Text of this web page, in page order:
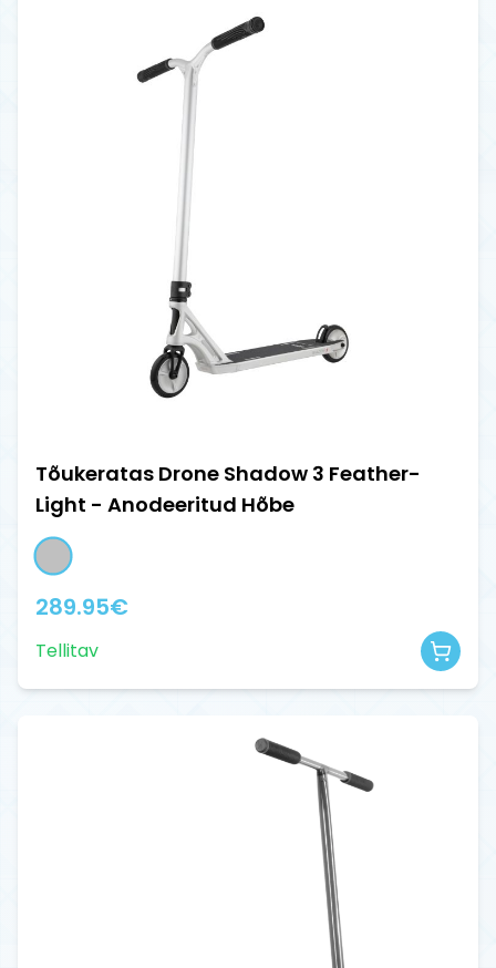
Tõukeratas Drone Shadow 3 Feather-
Light - Anodeeritud Hõbe
289.95€
Tellitav